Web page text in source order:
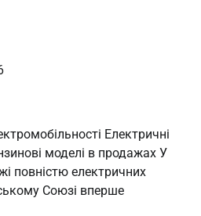
Електричні
моделі в продажах У
повністю електричних
Союзі вперше